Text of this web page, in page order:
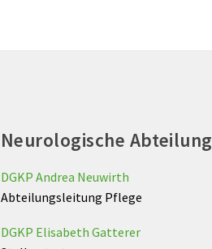
Neurologische Abteilung
DGKP Andrea Neuwirth
Abteilungsleitung Pflege
DGKP Elisabeth Gatterer